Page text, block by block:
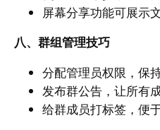
屏幕分享功能可展示
八、群组管理技巧
分配管理员权限，保
发布群公告，让所有
给群成员打标签，便